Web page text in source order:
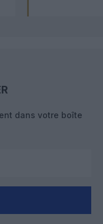
dans votre boîte